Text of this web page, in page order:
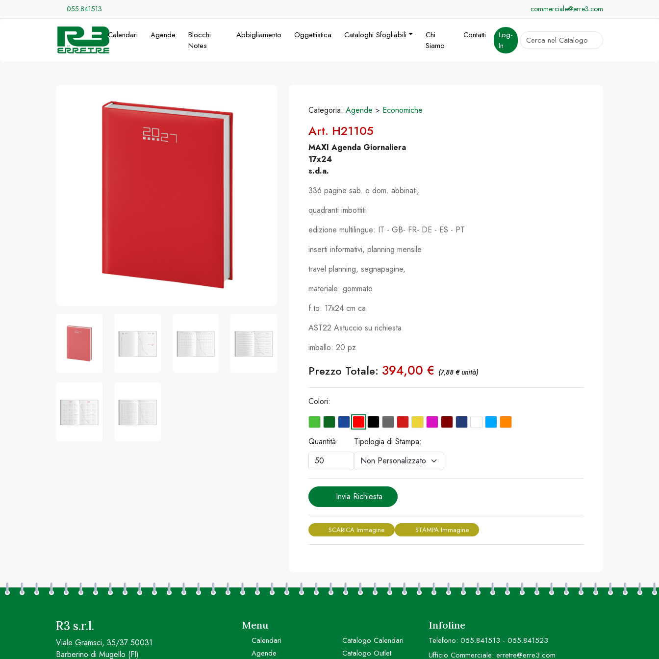
055.841513 commerciale@erre3.com
Calendari Agende
Blocchi
Notes
Abbigliamento Oggettistica Cataloghi Sfogliabili
Chi
Siamo
Contatti
Log-
In
cerca
Categoria: Agende > Economiche
Art. H21105
MAXI Agenda Giornaliera
17x24
s.d.a.
336 pagine sab. e dom. abbinati,
quadranti imbottiti
edizione multilingue: IT - GB- FR- DE - ES - PT
inserti informativi, planning mensile
travel planning, segnapagine,
materiale: gommato
f.to: 17x24 cm ca
AST22 Astuccio su richiesta
imballo: 20 pz
Prezzo Totale: 394,00 € (7,88 € unità)
Colori:
Quantità: Tipologia di Stampa:
Invia Richiesta
SCARICA Immagine STAMPA Immagine
R3 s.r.l.
Viale Gramsci, 35/37 50031
Barberino di Mugello (FI)
Menu
Calendari
Agende
Catalogo Calendari
Catalogo Outlet
Infoline
Telefono: 055.841513 - 055.841523
Ufficio Commerciale: erretre@erre3.com